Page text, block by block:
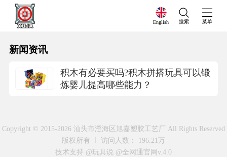
English 搜索 菜单
新闻资讯
积木有必要买吗?积木拼搭玩具可以锻
炼婴儿提高哪些能力？
Copyright © 2015-2026 汕头市澄海区旭嘉塑胶工艺厂 All Rights Reserved
版权所有
访问人数： 196.21万
技术支持 @玩具说 @全网通官网v.4.0